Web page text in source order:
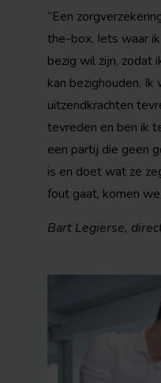
“Een
the-box. Iets waar
bezig wil zijn, zodat
kan bezighouden.
uitzendkrachten
tevreden en ben ik
een partij die geen
is en doet wat ze
fout gaat, komen
Bart Legierse,